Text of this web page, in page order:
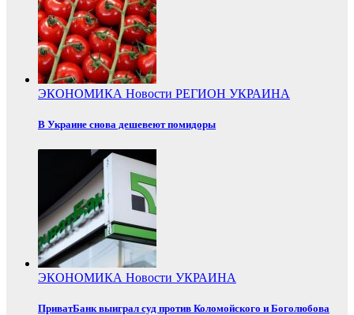
ЭКОНОМИКА Новости РЕГИОН УКРАИНА
В Украине снова дешевеют помидоры
ЭКОНОМИКА Новости УКРАИНА
ПриватБанк выиграл суд против Коломойского и Боголюбова